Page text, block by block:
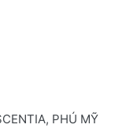
PHÚ MỸ